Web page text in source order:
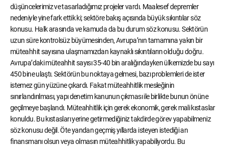
düşüncelerimiz ve tasarladığımız projeler vardı. Maalesef depremler
nedeniyle yine fark ettik ki; sektöre bakış açısında büyük sıkıntılar söz
konusu. Halk arasında ve kamuda da bu durum söz konusu. Sektörün
uzun süre kontrolsüz büyümesinden, Avrupa’nın tamamına yakın bir
müteahhit sayısına ulaşmamızdan kaynaklı sıkıntıların olduğu doğru.
Avrupa’daki müteahhit sayısı 35-40 bin aralığındayken ülkemizde bu sayı
450 bine ulaştı. Sektörün bu noktaya gelmesi, bazı problemleri de ister
istemez gün yüzüne çıkardı. Fakat müteahhitlik mesleğinin
sınırlandırılması, yapı denetim kanunun çıkması ile birlikte bunun önüne
geçilmeye başlandı. Müteahhitlik için gerek ekonomik, gerek mali kıstaslar
konuldu. Bu kıstasları yerine getirmediğiniz takdirde görev yapabilmeniz
söz konusu değil. Öte yandan geçmiş yıllarda isteyen istediği an
finansmanı olsun veya olmasın müteahhitlik yapabiliyordu. Bu